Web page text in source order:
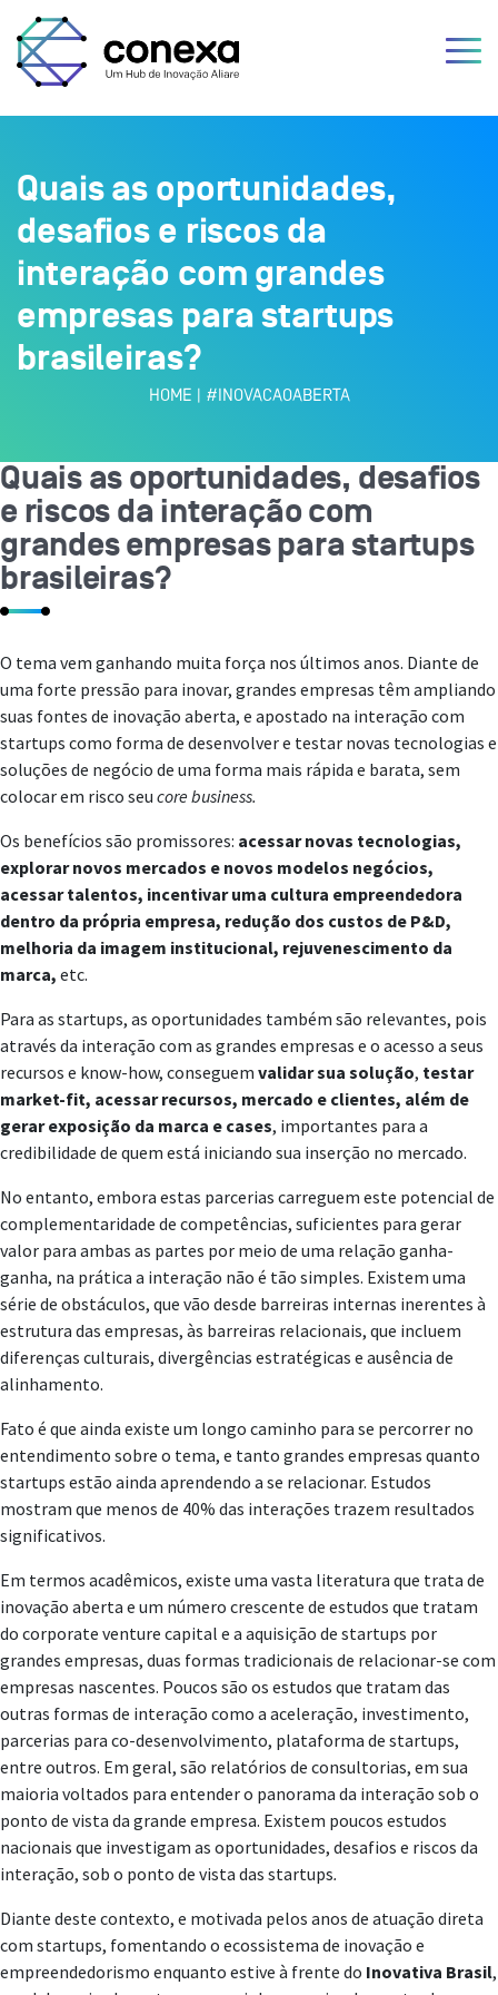
Quais as oportunidades,
desafios e riscos da
interação com grandes
empresas para startups
brasileiras?
HOME | #INOVACAOABERTA
Quais as oportunidades, desafios
e riscos da interação com
grandes empresas para startups
brasileiras?
O tema vem ganhando muita força nos últimos anos. Diante de
uma forte pressão para inovar, grandes empresas têm ampliando
suas fontes de inovação aberta, e apostado na interação com
startups como forma de desenvolver e testar novas tecnologias e
soluções de negócio de uma forma mais rápida e barata, sem
colocar em risco seu corebusiness.
Os benefícios são promissores: acessar novas tecnologias,
explorar novos mercados e novos modelos negócios,
acessar talentos, incentivar uma cultura empreendedora
dentro da própria empresa, redução dos custos de P&D,
melhoria da imagem institucional, rejuvenescimento da
marca, etc.
Para as startups, as oportunidades também são relevantes, pois
através da interação com as grandes empresas e o acesso a seus
recursos e know-how, conseguem validar sua solução, testar
market-fit, acessar recursos, mercado e clientes, além de
gerar exposição da marca e cases, importantes para a
credibilidade de quem está iniciando sua inserção no mercado.
No entanto, embora estas parcerias carreguem este potencial de
complementaridade de competências, suficientes para gerar
valor para ambas as partes por meio de uma relação ganha-
ganha, na prática a interação não é tão simples. Existem uma
série de obstáculos, que vão desde barreiras internas inerentes à
estrutura das empresas, às barreiras relacionais, que incluem
diferenças culturais, divergências estratégicas e ausência de
alinhamento.
Fato é que ainda existe um longo caminho para se percorrer no
entendimento sobre o tema, e tanto grandes empresas quanto
startups estão ainda aprendendo a se relacionar. Estudos
mostram que menos de 40% das interações trazem resultados
significativos.
Em termos acadêmicos, existe uma vasta literatura que trata de
inovação aberta e um número crescente de estudos que tratam
do corporate venture capital e a aquisição de startups por
grandes empresas, duas formas tradicionais de relacionar-se com
empresas nascentes. Poucos são os estudos que tratam das
outras formas de interação como a aceleração, investimento,
parcerias para co-desenvolvimento, plataforma de startups,
entre outros. Em geral, são relatórios de consultorias, em sua
maioria voltados para entender o panorama da interação sob o
ponto de vista da grande empresa. Existem poucos estudos
nacionais que investigam as oportunidades, desafios e riscos da
interação, sob o ponto de vista das startups.
Diante deste contexto, e motivada pelos anos de atuação direta
com startups, fomentando o ecossistema de inovação e
empreendedorismo enquanto estive à frente do Inovativa Brasil,